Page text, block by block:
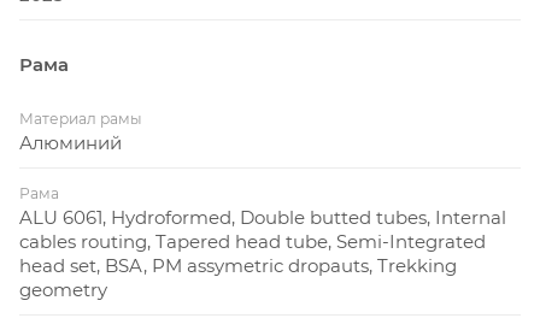
шириной 720 мм
подшипниках
• Качественная покраска с привлекательным,
Как выбрать размер
Рама
Материал рамы
Алюминий
Рама
ALU 6061, Hydroformed, Double butted tubes, Internal
cables routing, Tapered head tube, Semi-Integrated
head set, BSA, PM assymetric dropauts, Trekking
geometry